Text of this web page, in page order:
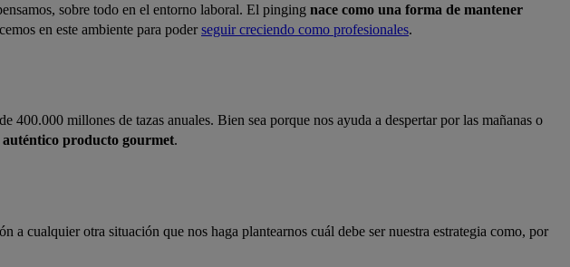
sobre todo en el entorno laboral. El pinging nace como una forma de mantener
en este ambiente para poderseguir creciendo como profesionales.
400.000 millones de tazas anuales. Bien sea porque nos ayuda a despertar por las mañanas o
auténtico producto gourmet.
a cualquier otra situación que nos haga plantearnos cuál debe ser nuestra estrategia como, por